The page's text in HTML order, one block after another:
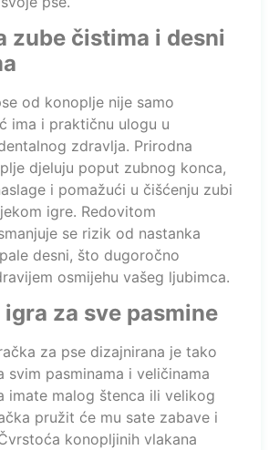
zube čistima i desni
od konoplje nije samo
ima i praktičnu ulogu u
zdravlja. Prirodna
djeluju poput zubnog konca,
i pomažući u čišćenju zubi
igre. Redovitom
se rizik od nastanka
desni, što dugoročno
osmijehu vašeg ljubimca.
za sve pasmine
za pse dizajnirana je tako
svim pasminama i veličinama
imate malog štenca ili velikog
pružit će mu sate zabave i
konopljinih vlakana